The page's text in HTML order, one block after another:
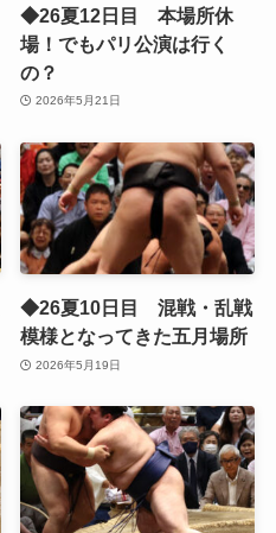
◆26夏12日目 本場所休
場！でもパリ公演は行く
の？
2026年5月21日
◆26夏10日目 混戦・乱戦
模様となってきた五月場所
2026年5月19日